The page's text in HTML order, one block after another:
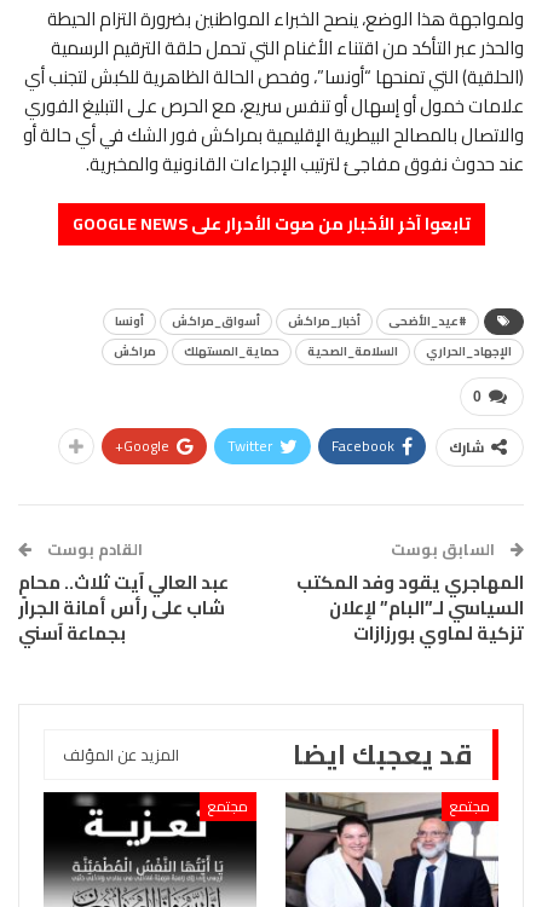
ولمواجهة هذا الوضع، ينصح الخبراء المواطنين بضرورة التزام الحيطة
والحذر عبر التأكد من اقتناء الأغنام التي تحمل حلقة الترقيم الرسمية
(الحلقية) التي تمنحها “أونسا”، وفحص الحالة الظاهرية للكبش لتجنب أي
علامات خمول أو إسهال أو تنفس سريع، مع الحرص على التبليغ الفوري
والاتصال بالمصالح البيطرية الإقليمية بمراكش فور الشك في أي حالة أو
عند حدوث نفوق مفاجئ لترتيب الإجراءات القانونية والمخبرية.
تابعوا آخر الأخبار من صوت الأحرار على GOOGLE NEWS
#عيد_الأضحى أخبار_مراكش أسواق_مراكش
أونسا
الإجهاد_الحراري
السلامة_الصحية حماية_المستهلك مراكش
0
شارك Facebook
Twitter
Google+
السابق بوست
المهاجري يقود وفد المكتب
السياسي لـ”البام” لإعلان
تزكية لماوي بورزازات
القادم بوست
عبد العالي آيت ثلاث.. محامٍ
شاب على رأس أمانة الجرار
بجماعة آسني
قد يعجبك ايضا المزيد عن المؤلف
مجتمع مجتمع